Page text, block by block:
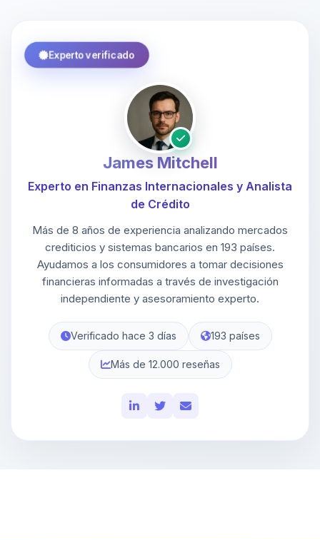
Experto verificado
James Mitchell
Experto en Finanzas Internacionales y Analista
de Crédito
Más de 8 años de experiencia analizando mercados
crediticios y sistemas bancarios en 193 países.
Ayudamos a los consumidores a tomar decisiones
financieras informadas a través de investigación
independiente y asesoramiento experto.
Verificado hace 3 días 193 países
Más de 12.000 reseñas